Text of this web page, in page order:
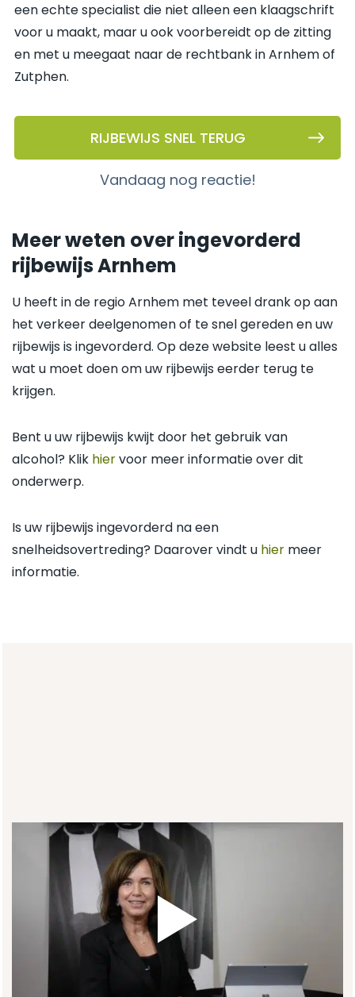
een echte specialist die niet alleen een klaagschrift
voor u maakt, maar u ook voorbereidt op de zitting
en met u meegaat naar de rechtbank in Arnhem of
Zutphen.
RIJBEWIJS SNEL TERUG
vandaag nog reactie!
Meer weten over ingevorderd
rijbewijs Arnhem
U heeft in de regio Arnhem met teveel drank op aan
het verkeer deelgenomen of te snel gereden en uw
rijbewijs is ingevorderd. Op deze website leest u alles
wat u moet doen om uw rijbewijs eerder terug te
krijgen.
Bent u uw rijbewijs kwijt door het gebruik van
alcohol? Klik hiervoor meer informatie over dit
onderwerp.
Is uw rijbewijs ingevorderd na een
snelheidsovertreding? Daarover vindt u hier meer
informatie.